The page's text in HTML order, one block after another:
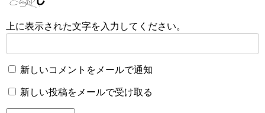
上に表示された文字を入力してください。
新しいコメントをメールで通知
新しい投稿をメールで受け取る